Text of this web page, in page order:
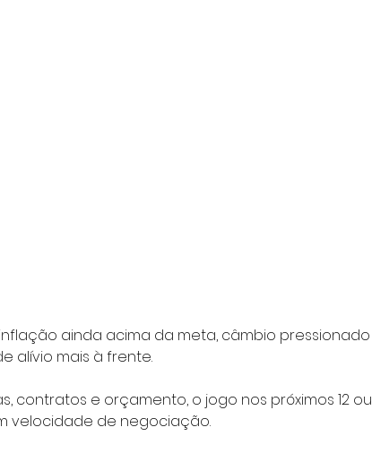
ainda acima da meta, câmbio pressionado
alívio mais à frente.
contratos e orçamento, o jogo nos próximos 12 ou
velocidade de negociação.